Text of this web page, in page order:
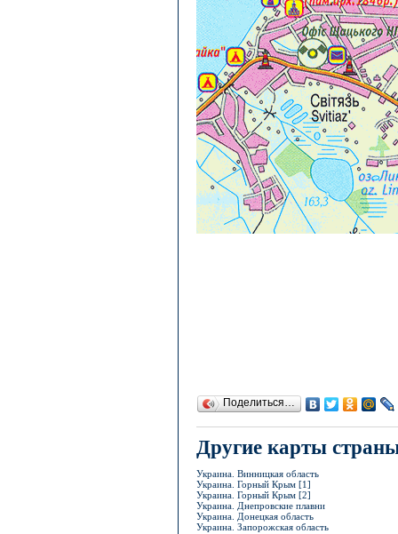
Поделиться…
Другие карты
Украина. Винницкая область
Украина. Горный Крым [1]
Украина. Горный Крым [2]
Украина. Днепровские плавни
Украина. Донецкая область
Украина. Запорожская область